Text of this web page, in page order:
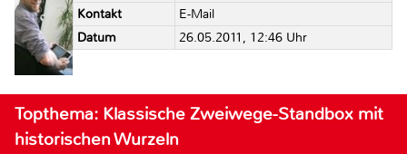
Kontakt
E-Mail
Datum
26.05.2011, 12:46 Uhr
Topthema: Klassische Zweiwege-Standbox mit
historischen Wurzeln